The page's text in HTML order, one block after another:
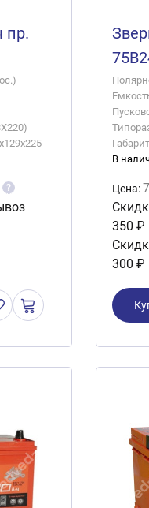
пр.
?
В
Цена:
350 ₽
300 ₽